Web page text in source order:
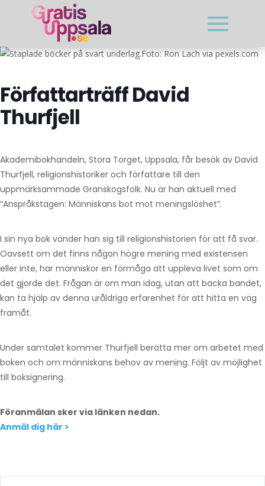
Foto: Ron Lach via pexels.com
Författarträff David
Thurfjell
Akademibokhandeln, Stora Torget, Uppsala, får besök av David
Thurfjell, religionshistoriker och författare till den
uppmärksammade Granskogsfolk. Nu är han aktuell med
“Anspråkstagen: Människans bot mot meningslöshet”.
I sin nya bok vänder han sig till religionshistorien för att få svar.
Oavsett om det finns någon högre mening med existensen
eller inte, har människor en förmåga att uppleva livet som om
det gjorde det. Frågan är om man idag, utan att backa bandet,
kan ta hjälp av denna uråldriga erfarenhet för att hitta en väg
framåt.
Under samtalet kommer Thurfjell berätta mer om arbetet med
boken och om människans behov av mening. Följt av möjlighet
till boksignering.
Föranmälan sker via länken nedan.
Anmäl dig här >